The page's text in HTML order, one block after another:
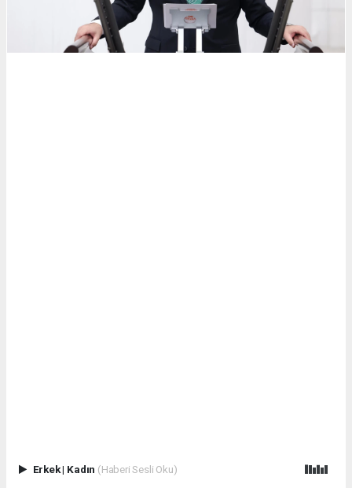
Erkek| Kadın (Haberi Sesli Oku)